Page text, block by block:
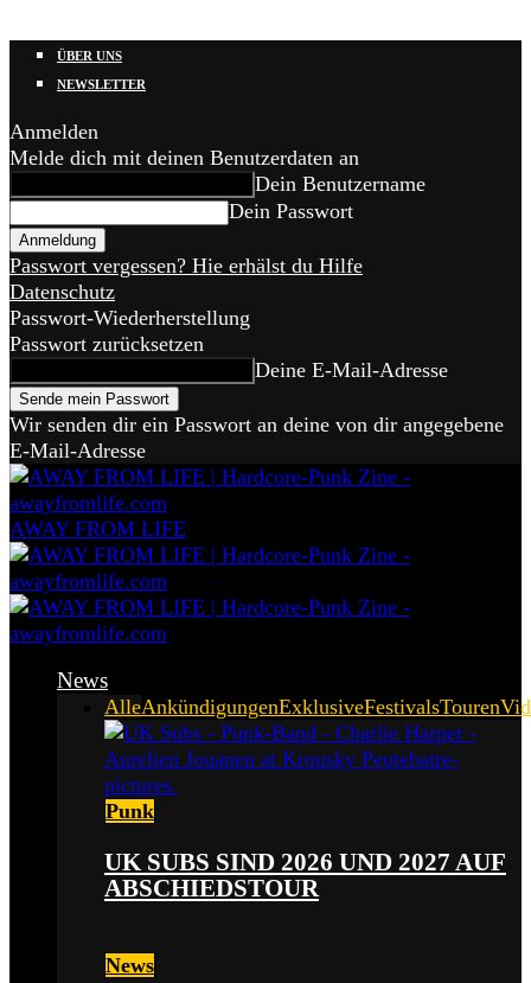
ÜBER UNS
NEWSLETTER
Anmelden
Melde dich mit deinen Benutzerdaten an
Dein Benutzername
Dein Passwort
Passwort vergessen? Hie erhälst du Hilfe
Datenschutz
Passwort-Wiederherstellung
Passwort zurücksetzen
Deine E-Mail-Adresse
Wir senden dir ein Passwort an deine von dir angegebene
E-Mail-Adresse
AWAY FROM LIFE
News
AlleAnkündigungenExklusiveFestivalsTouren
Punk
UK SUBS SIND 2026 UND 2027 AUF
ABSCHIEDSTOUR
News